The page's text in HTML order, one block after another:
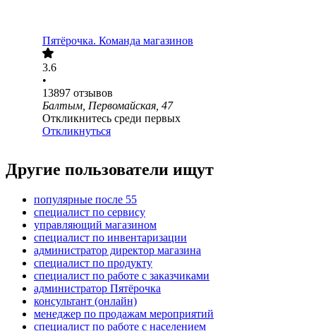
Пятёрочка. Команда магазинов
3.6
•
13897 отзывов
Балтым, Первомайская, 47
Откликнитесь среди первых
Откликнуться
Другие пользователи ищут
популярные после 55
специалист по сервису
управляющий магазином
специалист по инвентаризации
администратор директор магазина
специалист по продукту
специалист по работе с заказчиками
администратор Пятёрочка
консультант (онлайн)
менеджер по продажам мероприятий
специалист по работе с населением